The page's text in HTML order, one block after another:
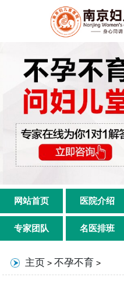
网站首页 医院介绍
专家团队 名医排班
主页 >不孕不育 >